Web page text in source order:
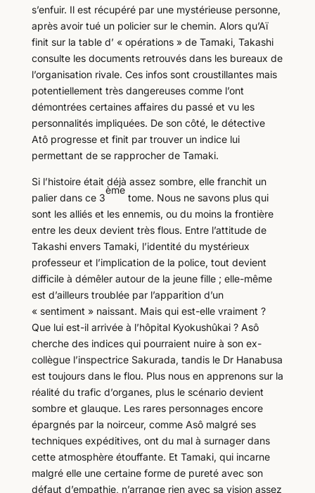
s’enfuir. Il est récupéré par une mystérieuse personne,
après avoir tué un policier sur le chemin. Alors qu’Aï
finit sur la table d’ « opérations » de Tamaki, Takashi
consulte les documents retrouvés dans les bureaux de
l’organisation rivale. Ces infos sont croustillantes mais
potentiellement très dangereuses comme l’ont
démontrées certaines affaires du passé et vu les
personnalités impliquées. De son côté, le détective
Atô progresse et finit par trouver un indice lui
permettant de se rapprocher de Tamaki.
Si l’histoire était déjà assez sombre, elle franchit un
palier dans ce 3
ème
tome. Nous ne savons plus qui
sont les alliés et les ennemis, ou du moins la frontière
entre les deux devient très flous. Entre l’attitude de
Takashi envers Tamaki, l’identité du mystérieux
professeur et l’implication de la police, tout devient
difficile à démêler autour de la jeune fille ; elle-même
est d’ailleurs troublée par l’apparition d’un
« sentiment » naissant. Mais qui est-elle vraiment ?
Que lui est-il arrivée à l’hôpital Kyokushûkai ? Asô
cherche des indices qui pourraient nuire à son ex-
collègue l’inspectrice Sakurada, tandis le Dr Hanabusa
est toujours dans le flou. Plus nous en apprenons sur la
réalité du trafic d’organes, plus le scénario devient
sombre et glauque. Les rares personnages encore
épargnés par la noirceur, comme Asô malgré ses
techniques expéditives, ont du mal à surnager dans
cette atmosphère étouffante. Et Tamaki, qui incarne
malgré elle une certaine forme de pureté avec son
défaut d’empathie, n’arrange rien avec sa vision assez